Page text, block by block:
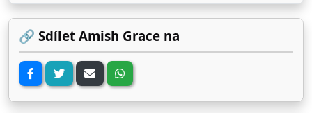
🔗 Sdílet Amish Grace na